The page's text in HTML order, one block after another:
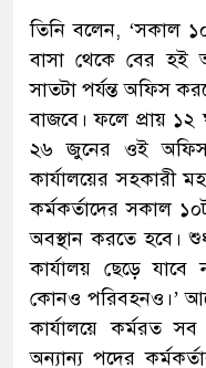
তিনি বলেন, ‘সকাল
বাসা থেকে বের
সাতটা পর্যন্ত অফিস
বাজবে। ফলে প্রায়
২৬ জুনের ওই অফিস
কার্যালয়ের সহকারী
কর্মকর্তাদের সকাল
অবস্থান করতে হবে।
কার্যালয় ছেড়ে
কোনও পরিবহনও।’
কার্যালয়ে কর্মরত সব
অন্যান্য পদের